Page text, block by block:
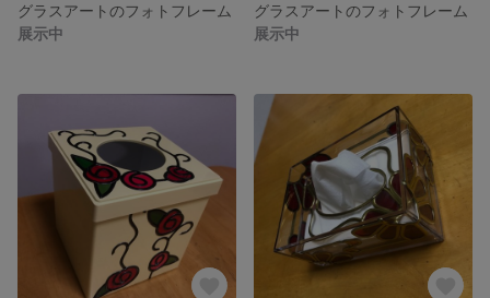
グラスアートのフォトフレーム
展示中
グラスアートのフォトフレーム
展示中